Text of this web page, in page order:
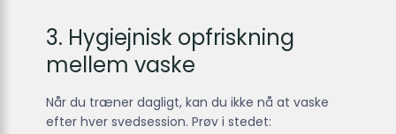
3. Hygiejnisk opfriskning
mellem vaske
Når du træner dagligt, kan du ikke nå at vaske
efter hver svedsession. Prøv i stedet: